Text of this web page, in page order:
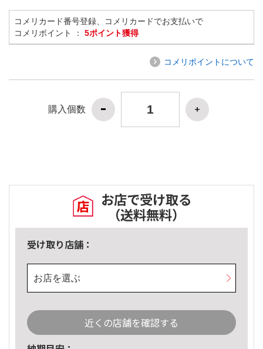
コメリカード番号登録、コメリカードでお支払いで
コメリポイント ： 5ポイント獲得
コメリポイントについて
購入個数
お店で受け取る
（送料無料）
受け取り店舗：
お店を選ぶ
近くの店舗を確認する